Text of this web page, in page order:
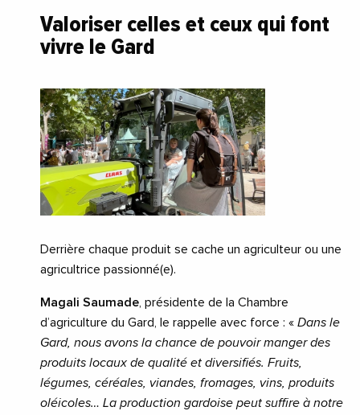
Valoriser celles et ceux qui font
vivre le Gard
Derrière chaque produit se cache un agriculteur ou une
agricultrice passionné(e).
Magali Saumade , présidente de la Chambre
d’agriculture du Gard, le rappelle avec force : « Dans le
Gard, nous avons la chance de pouvoir manger des
produits locaux de qualité et diversifiés. Fruits,
légumes, céréales, viandes, fromages, vins, produits
oléicoles… La production gardoise peut suffire à notre